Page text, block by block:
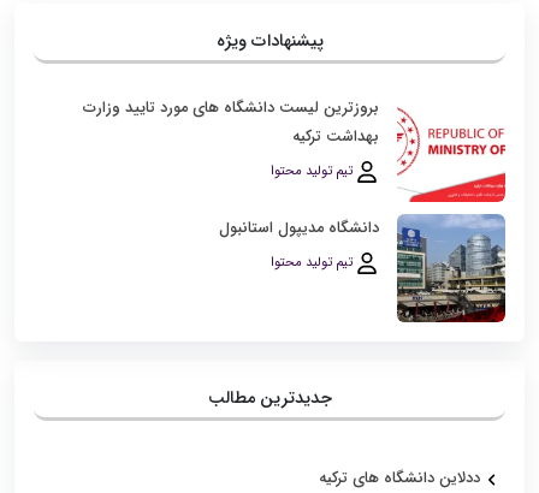
پیشنهادات ویژه
بروزترین لیست دانشگاه‌ های مورد تایید وزارت
بهداشت ترکیه
تیم تولید محتوا
دانشگاه مدیپول استانبول
تیم تولید محتوا
جدیدترین مطالب
ددلاین دانشگاه های ترکیه